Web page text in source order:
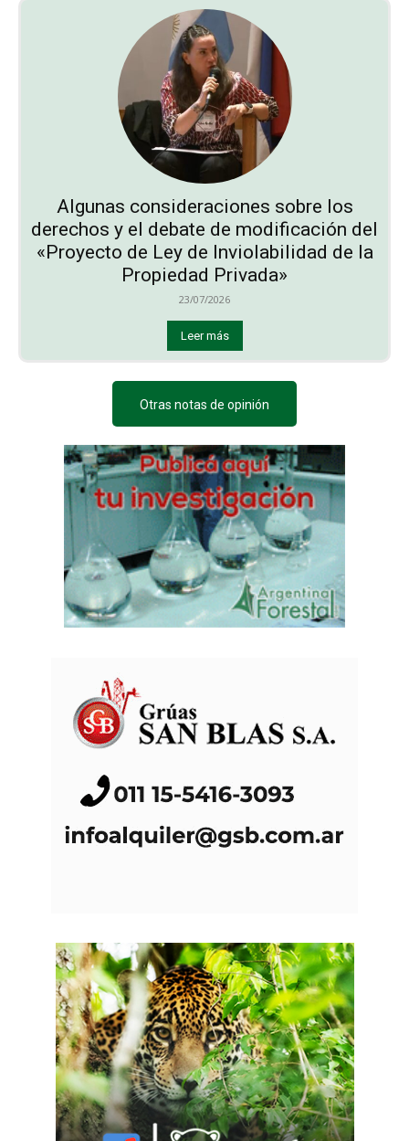
Algunas consideraciones sobre los
derechos y el debate de modificación del
«Proyecto de Ley de Inviolabilidad de la
Propiedad Privada»
23/07/2026
Leer más
Otras notas de opinión